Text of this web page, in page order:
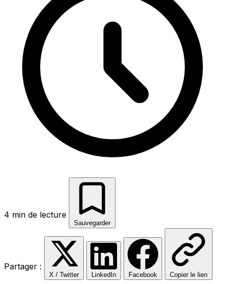
4 min de lecture
Sauvegarder
Partager :
X / Twitter LinkedIn Facebook Copier le lien